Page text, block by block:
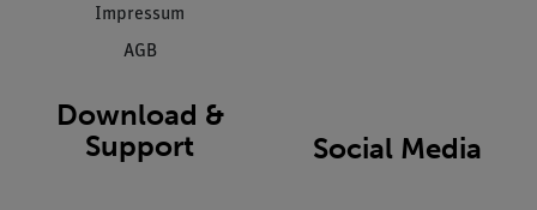
Impressum
AGB
Download &
Support
Social Media